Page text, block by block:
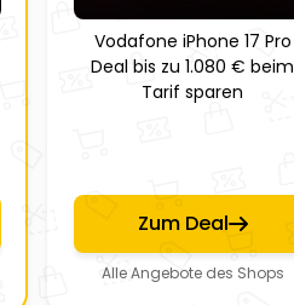
Vodafone iPhone 17 Pro
Deal bis zu 1.080 € beim
Tarif sparen
Zum Deal
Alle Angebote des Shops